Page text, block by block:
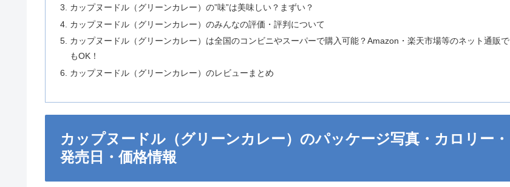
カップヌードル（グリーンカレー）の”味”は美味しい？まずい？
カップヌードル（グリーンカレー）のみんなの評価・評判について
カップヌードル（グリーンカレー）は全国のコンビニやスーパーで購入可能？Amazon・楽天市場等のネット通販で
もOK！
カップヌードル（グリーンカレー）のレビューまとめ
カップヌードル（グリーンカレー）のパッケージ写真・カロリー・
発売日・価格情報